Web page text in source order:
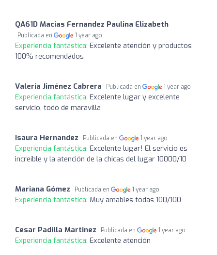
QA61D Macias Fernandez Paulina Elizabeth
Publicada en 1 year ago
Experiencia fantástica: Excelente atención y productos
100% recomendados
Valeria Jiménez Cabrera Publicada en 1 year ago
Experiencia fantástica: Excelente lugar y excelente
servicio, todo de maravilla
Isaura Hernandez Publicada en 1 year ago
Experiencia fantástica: Excelente lugar! El servicio es
increíble y la atención de la chicas del lugar 10000/10
Mariana Gómez Publicada en 1 year ago
Experiencia fantástica: Muy amables todas 100/100
Cesar Padilla Martinez Publicada en 1 year ago
Experiencia fantástica: Excelente atención